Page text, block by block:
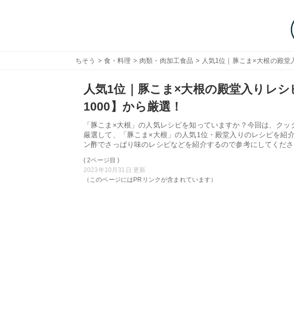
ちそう > 食・料理 > 肉類・肉加工食品 > 人気1位｜豚こま×大根の殿堂
人気1位｜豚こま×大根の殿堂入りレ
1000】から厳選！
「豚こま×大根」の人気レシピを知っていますか？今回は、ク
厳選して、「豚こま×大根」の人気1位・殿堂入りのレシピを紹
ン酢でさっぱり味のレシピなどを紹介するので参考にしてくださ
( 2ページ目 )
2023年10月31日 更新
（このページにはPRリンクが含まれています）